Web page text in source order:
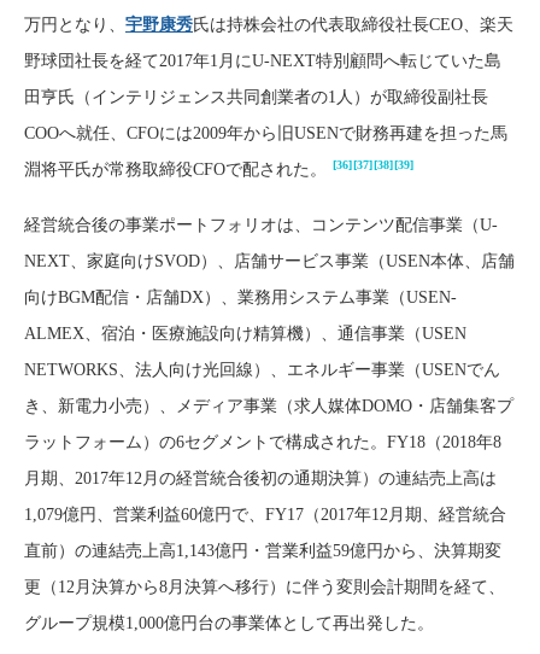
万円となり、 宇野康秀氏は持株会社の代表取締役社長CEO、楽天
野球団社長を経て2017年1月にU-NEXT特別顧問へ転じていた島
田亨氏（インテリジェンス共同創業者の1人）が取締役副社長
COOへ就任、CFOには2009年から旧USENで財務再建を担った馬
淵将平氏が常務取締役CFOで配された。
[36][37][38][39]
経営統合後の事業ポートフォリオは、コンテンツ配信事業（U-
NEXT、家庭向けSVOD）、店舗サービス事業（USEN本体、店舗
向けBGM配信・店舗DX）、業務用システム事業（USEN-
ALMEX、宿泊・医療施設向け精算機）、通信事業（USEN
NETWORKS、法人向け光回線）、エネルギー事業（USENでん
き、新電力小売）、メディア事業（求人媒体DOMO・店舗集客プ
ラットフォーム）の6セグメントで構成された。FY18（2018年8
月期、2017年12月の経営統合後初の通期決算）の連結売上高は
1,079億円、営業利益60億円で、FY17（2017年12月期、経営統合
直前）の連結売上高1,143億円・営業利益59億円から、決算期変
更（12月決算から8月決算へ移行）に伴う変則会計期間を経て、
グループ規模1,000億円台の事業体として再出発した。